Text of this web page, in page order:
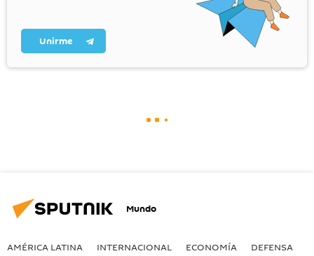
Unirme
Mundo
AMÉRICA LATINA INTERNACIONAL ECONOMÍA DEFENSA